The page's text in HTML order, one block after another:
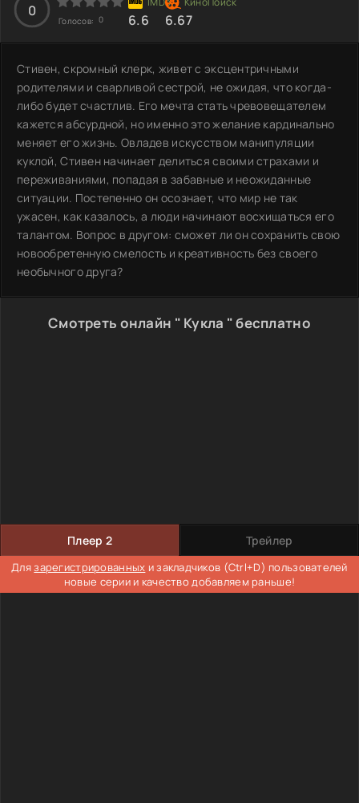
0
Голосов: 0 6.6 6.67
Стивен, скромный клерк, живет с эксцентричными
родителями и сварливой сестрой, не ожидая, что когда-
либо будет счастлив. Его мечта стать чревовещателем
кажется абсурдной, но именно это желание кардинально
меняет его жизнь. Овладев искусством манипуляции
куклой, Стивен начинает делиться своими страхами и
переживаниями, попадая в забавные и неожиданные
ситуации. Постепенно он осознает, что мир не так
ужасен, как казалось, а люди начинают восхищаться его
талантом. Вопрос в другом: сможет ли он сохранить свою
новообретенную смелость и креативность без своего
необычного друга?
Смотреть онлайн " Кукла " бесплатно
Плеер 2 Трейлер
Длязарегистрированных и закладчиков (Ctrl+D) пользователей
новые серии и качество добавляем раньше!